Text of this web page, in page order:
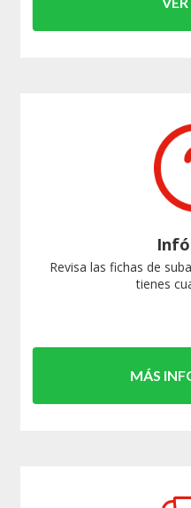
Revisa las fichas de
tienes
MÁS